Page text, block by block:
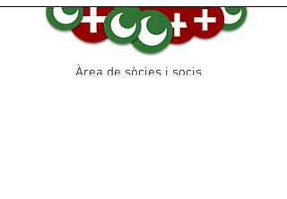
Àrea de sòcies i socis